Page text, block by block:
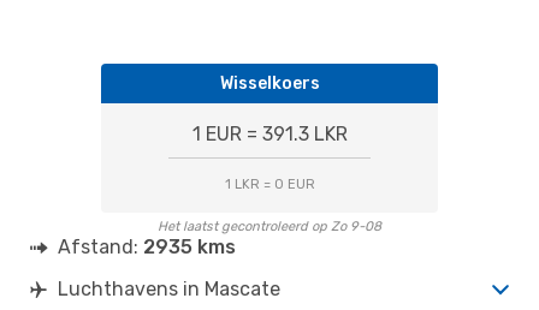
Wisselkoers
1 EUR = 391.3 LKR
1 LKR = 0 EUR
Het laatst gecontroleerd op Zo 9-08
Afstand: 2935 kms
Luchthavens in Mascate